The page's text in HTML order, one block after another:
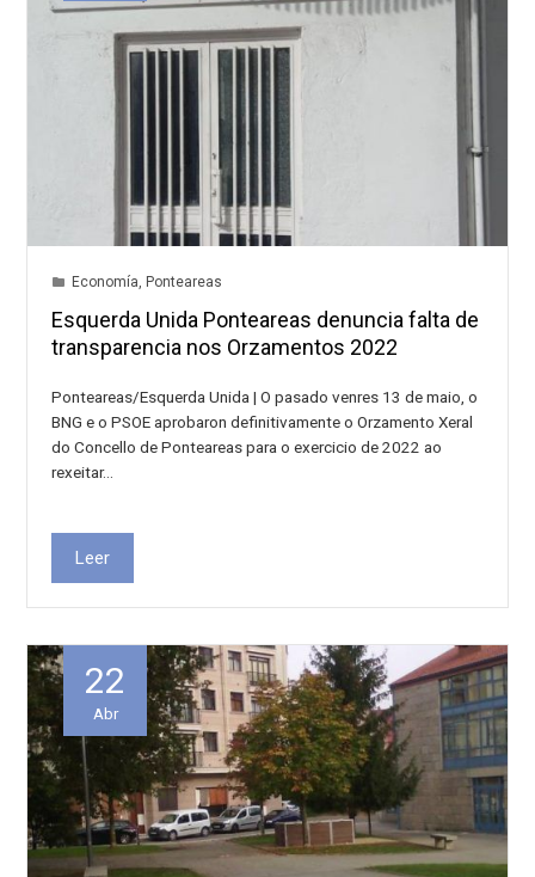
Economía, Ponteareas
Esquerda Unida Ponteareas denuncia falta de
transparencia nos Orzamentos 2022
Ponteareas/Esquerda Unida | O pasado venres 13 de maio, o
BNG e o PSOE aprobaron definitivamente o Orzamento Xeral
do Concello de Ponteareas para o exercicio de 2022 ao
rexeitar…
Leer
22
Abr